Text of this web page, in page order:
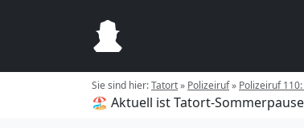
Sie sind hier:Tatort» Polizeiruf» Polizeiruf
🏖️ Aktuell ist Tatort-Sommerpause